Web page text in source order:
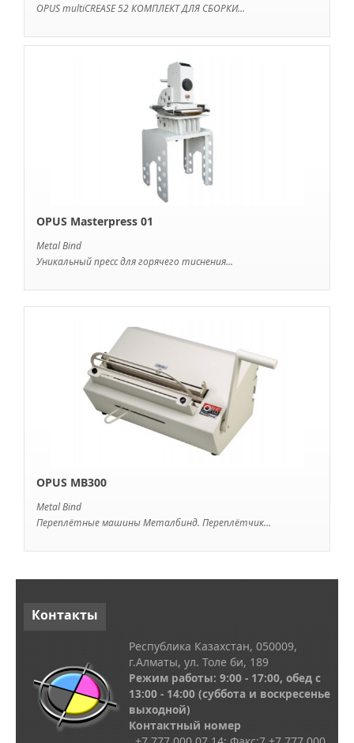
OPUS multiCREASE 52 КОМПЛЕКТ ДЛЯ СБОРКИ...
OPUS Masterpress 01
Metal Bind
Уникальный пресс для горячего тиснения...
OPUS MB300
Metal Bind
Переплётные машины Металбинд. Переплётчик...
Контакты
Республика Казахстан, 050009,
г.Алматы, ул. Толе би, 189
Режим работы: 9:00 - 17:00, обед с
13:00 - 14:00 (суббота и воскресенье
выходной)
Контактный номер